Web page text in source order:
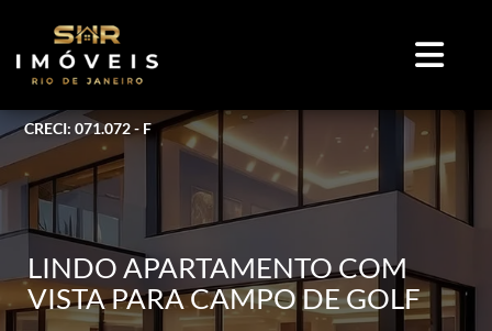
CRECI: 071.072 - F
LINDO APARTAMENTO COM
VISTA PARA CAMPO DE GOLF